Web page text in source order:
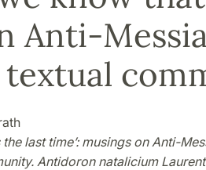
Anti-
textual
last timeʼ: musings on Anti-
Antidoron natalicium